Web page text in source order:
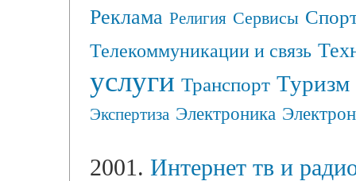
Реклама Религия Сервисы
Телекоммуникации и связь
услуги Транспорт Туризм
Экспертиза Электроника
2001. Интернет тв и